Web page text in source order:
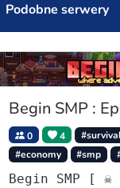
Podobne serwery
Begin SMP :
0 4
#economy
#smp
Begin SMP [ ☠ Dungeons 🪣